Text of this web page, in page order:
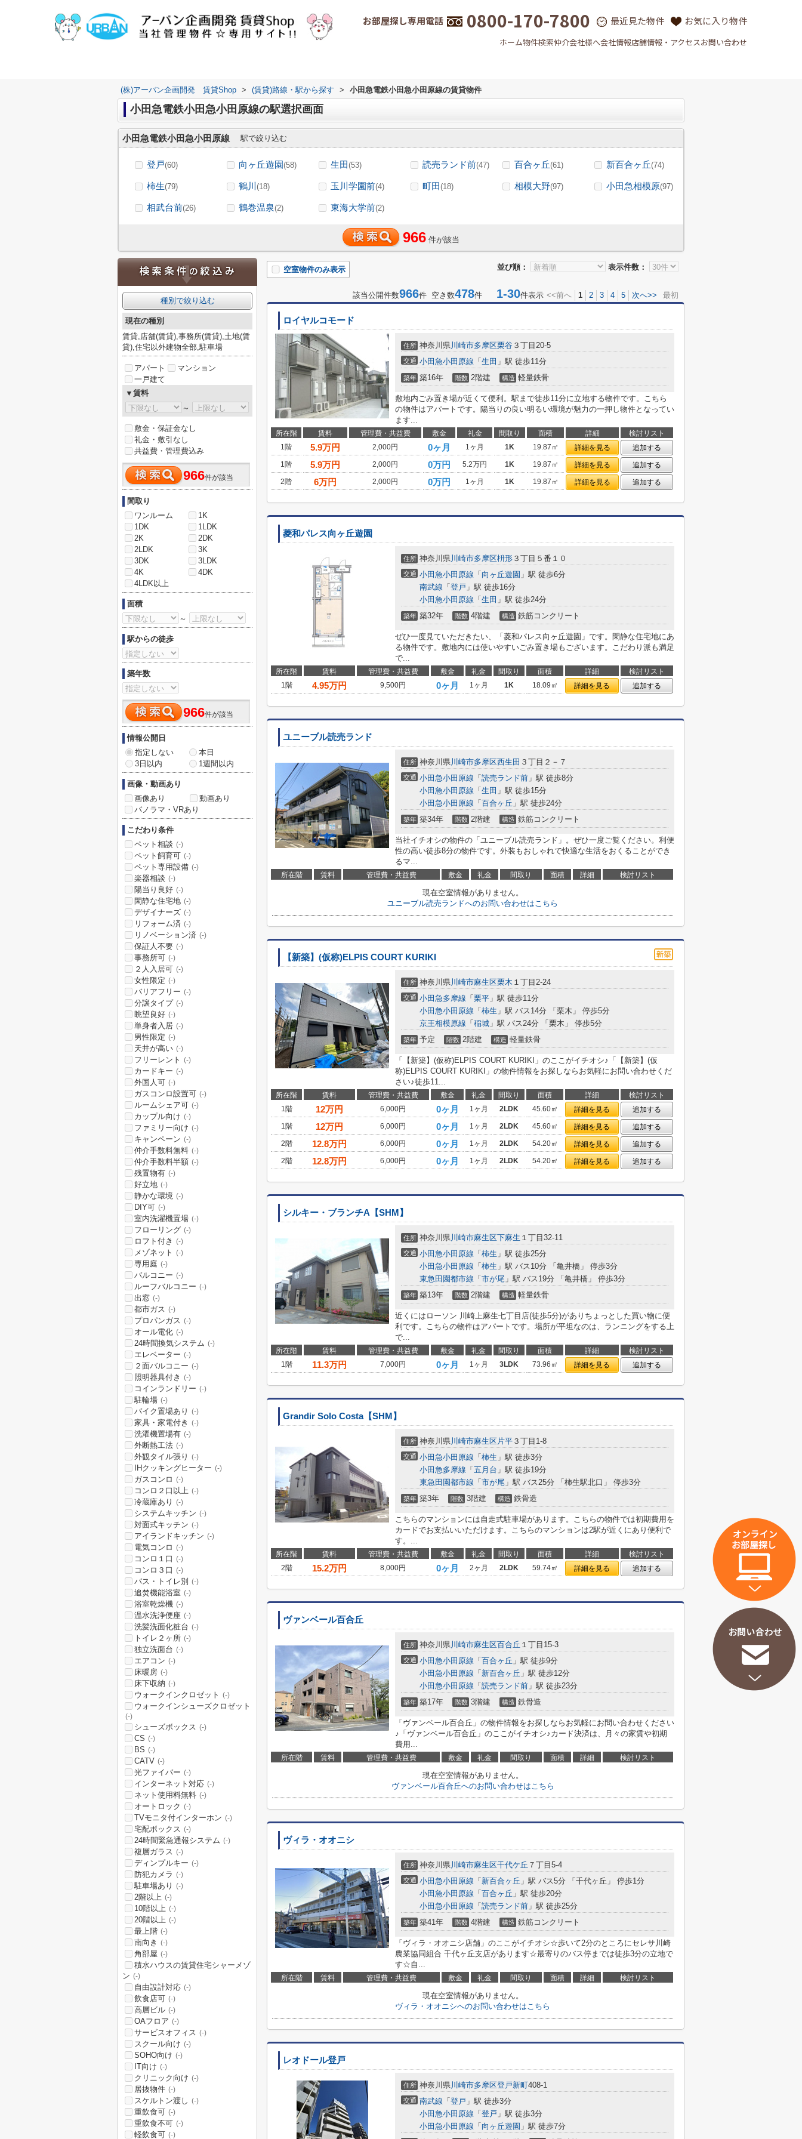
お部屋探し専用電話 0800-170-7800 最近見た物件 お気に入り物件
ホーム物件検索仲介会社様へ会社情報店舗情報・アクセスお問い合わせ
(株)アーバン企画開発 賃貸Shop > (賃貸)路線・駅から探す > 小田急電鉄小田急小田原線の賃貸物件
小田急電鉄小田急小田原線の駅選択画面
小田急電鉄小田急小田原線 駅で絞り込む
登戸(60) 向ヶ丘遊園(58) 生田(53) 読売ランド前(47) 百合ヶ丘(61) 新百合ヶ丘(74)
柿生(79) 鶴川 (18) 玉川学園前(4) 町田(18) 相模大野(97) 小田急相模原(97)
相武台前(26) 鶴巻温泉(2) 東海大学前(2)
966 件が該当
並び順： 表示件数：
空室物件のみ表示
該当公開件数966件 空き数478件 1-30件表示 <<前へ 1 2 3 4 5 次へ>> 最初
ロイヤルコモード
住所 神奈川県川崎市多摩区栗谷 ３丁目20-5
交通 小田急小田原線 「 生田 」駅 徒歩11分
築年 築16年 階数 2階建 構造 軽量鉄骨
敷地内ごみ置き場が近くて便利。駅まで徒歩11分に立地する物件です。こちら
の物件はアパートです。陽当りの良い明るい環境が魅力の一押し物件となってい
ます...
所在階 賃料 管理費・共益費 敷金 礼金 間取り 面積 詳細
検討リスト
1階
5.9万円 2,000円 0ヶ月 1ヶ月 1K 19.87㎡ 詳細を見る
追加する
1階
5.9万円 2,000円 0万円 5.2万円 1K 19.87㎡ 詳細を見る
追加する
2階
6万円 2,000円 0万円 1ヶ月 1K 19.87㎡ 詳細を見る 追加する
菱和パレス向ヶ丘遊園
住所 神奈川県川崎市多摩区枡形 ３丁目５番１０
交通 小田急小田原線 「 向ヶ丘遊園 」駅 徒歩6分
南武線 「 登戸 」駅 徒歩16分
小田急小田原線 「 生田 」駅 徒歩24分
築年 築32年 階数 4階建 構造 鉄筋コンクリート
ぜひ一度見ていただきたい、「菱和パレス向ヶ丘遊園」です。閑静な住宅地にあ
る物件です。敷地内には使いやすいごみ置き場もございます。こだわり派も満足
で...
所在階 賃料 管理費・共益費 敷金 礼金 間取り 面積 詳細
検討リスト
1階
4.95万円 9,500円 0ヶ月 1ヶ月 1K 18.09㎡ 詳細を見る 追加する
ユニーブル読売ランド
住所 神奈川県川崎市多摩区西生田 ３丁目２－７
交通 小田急小田原線 「 読売ランド前 」駅 徒歩8分
小田急小田原線 「 生田 」駅 徒歩15分
小田急小田原線 「 百合ヶ丘 」駅 徒歩24分
築年 築34年 階数 2階建 構造 鉄筋コンクリート
当社イチオシの物件の「ユニーブル読売ランド」。ぜひ一度ご覧ください。利便
性の高い徒歩8分の物件です。外装もおしゃれで快適な生活をおくることができ
るマ...
所在階 賃料 管理費・共益費 敷金 礼金 間取り 面積 詳細 検討リスト
現在空室情報がありません。
ユニーブル読売ランドへのお問い合わせはこちら
【新築】(仮称)ELPIS COURT KURIKI
住所 神奈川県川崎市麻生区栗木 １丁目2-24
交通 小田急多摩線 「 栗平 」駅 徒歩11分
小田急小田原線 「 柿生 」駅 バス14分 「栗木」 停歩5分
京王相模原線 「 稲城 」駅 バス24分 「栗木」 停歩5分
築年 予定 階数 2階建 構造 軽量鉄骨
「【新築】(仮称)ELPIS COURT KURIKI」のここがイチオシ♪「【新築】(仮
称)ELPIS COURT KURIKI」の物件情報をお探しならお気軽にお問い合わせくだ
さい♪徒歩11...
所在階 賃料 管理費・共益費 敷金 礼金 間取り 面積 詳細
検討リスト
1階
12万円 6,000円 0ヶ月 1ヶ月 2LDK 45.60㎡ 詳細を見る
追加する
1階
12万円 6,000円 0ヶ月 1ヶ月 2LDK 45.60㎡ 詳細を見る
追加する
2階
12.8万円 6,000円 0ヶ月 1ヶ月 2LDK 54.20㎡ 詳細を見る
追加する
2階
12.8万円 6,000円 0ヶ月 1ヶ月 2LDK 54.20㎡ 詳細を見る 追加する
シルキー・ブランチA【SHM】
住所 神奈川県川崎市麻生区下麻生 １丁目32-11
交通 小田急小田原線 「 柿生 」駅 徒歩25分
小田急小田原線 「 柿生 」駅 バス10分 「亀井橋」 停歩3分
東急田園都市線 「 市が尾 」駅 バス19分 「亀井橋」 停歩3分
築年 築13年 階数 2階建 構造 軽量鉄骨
近くにはローソン 川崎上麻生七丁目店(徒歩5分)がありちょっとした買い物に便
利です。こちらの物件はアパートです。場所が平坦なのは、ランニングをする上
で...
所在階 賃料 管理費・共益費 敷金 礼金 間取り 面積 詳細
検討リスト
1階
11.3万円 7,000円 0ヶ月 1ヶ月 3LDK 73.96㎡ 詳細を見る 追加する
Grandir Solo Costa【SHM】
住所 神奈川県川崎市麻生区片平 ３丁目1-8
交通 小田急小田原線 「 柿生 」駅 徒歩3分
小田急多摩線 「 五月台 」駅 徒歩19分
東急田園都市線 「 市が尾 」駅 バス25分 「柿生駅北口」 停歩3分
築年 築3年 階数 3階建 構造 鉄骨造
こちらのマンションには自走式駐車場があります。こちらの物件では初期費用を
カードでお支払いいただけます。こちらのマンションは2駅が近くにあり便利で
す。...
所在階 賃料 管理費・共益費 敷金 礼金 間取り 面積 詳細
検討リスト
2階
15.2万円 8,000円 0ヶ月 2ヶ月 2LDK 59.74㎡ 詳細を見る 追加する
ヴァンベール百合丘
住所 神奈川県川崎市麻生区百合丘 １丁目15-3
交通 小田急小田原線 「 百合ヶ丘 」駅 徒歩9分
小田急小田原線 「 新百合ヶ丘 」駅 徒歩12分
小田急小田原線 「 読売ランド前 」駅 徒歩23分
築年 築17年 階数 3階建 構造 鉄骨造
「ヴァンベール百合丘」の物件情報をお探しならお気軽にお問い合わせください
♪「ヴァンベール百合丘」のここがイチオシ♪カード決済は、月々の家賃や初期
費用...
所在階 賃料 管理費・共益費 敷金 礼金 間取り 面積 詳細 検討リスト
現在空室情報がありません。
ヴァンベール百合丘へのお問い合わせはこちら
ヴィラ・オオニシ
住所 神奈川県川崎市麻生区千代ケ丘 ７丁目5-4
交通 小田急小田原線 「 新百合ヶ丘 」駅 バス5分 「千代ヶ丘」 停歩1分
小田急小田原線 「 百合ヶ丘 」駅 徒歩20分
小田急小田原線 「 読売ランド前 」駅 徒歩25分
築年 築41年 階数 4階建 構造 鉄筋コンクリート
「ヴィラ・オオニシ店舗」のここがイチオシ☆歩いて2分のところにセレサ川崎
農業協同組合 千代ヶ丘支店があります☆最寄りのバス停までは徒歩3分の立地で
す☆自...
所在階 賃料 管理費・共益費 敷金 礼金 間取り 面積 詳細 検討リスト
現在空室情報がありません。
ヴィラ・オオニシへのお問い合わせはこちら
レオドール登戸
住所 神奈川県川崎市多摩区登戸新町408-1
交通 南武線 「 登戸 」駅 徒歩3分
小田急小田原線 「 登戸 」駅 徒歩3分
小田急小田原線 「 向ヶ丘遊園 」駅 徒歩7分
種別で絞り込む
現在の種別
賃貸,店舗(賃貸),事務所(賃貸),土地(賃
貸),住宅以外建物全部,駐車場
アパート
マンション
一戸建て
▼賃料
～
敷金・保証金なし
礼金・敷引なし
共益費・管理費込み
966件が該当
間取り
ワンルーム
1K
1DK
1LDK
2K
2DK
2LDK
3K
3DK
3LDK
4K
4DK
4LDK以上
面積
～
駅からの徒歩
築年数
966件が該当
情報公開日
指定しない
本日
3日以内
1週間以内
画像・動画あり
画像あり
動画あり
パノラマ・VRあり
こだわり条件
ペット相談 (-)
ペット飼育可 (-)
ペット専用設備 (-)
楽器相談 (-)
陽当り良好 (-)
閑静な住宅地 (-)
デザイナーズ (-)
リフォーム済 (-)
リノベーション済 (-)
保証人不要 (-)
事務所可 (-)
２人入居可 (-)
女性限定 (-)
バリアフリー (-)
分譲タイプ (-)
眺望良好 (-)
単身者入居 (-)
男性限定 (-)
天井が高い (-)
フリーレント (-)
カードキー (-)
外国人可 (-)
ガスコンロ設置可 (-)
ルームシェア可 (-)
カップル向け (-)
ファミリー向け (-)
キャンペーン (-)
仲介手数料無料 (-)
仲介手数料半額 (-)
残置物有 (-)
好立地 (-)
静かな環境 (-)
DIY可 (-)
室内洗濯機置場 (-)
フローリング (-)
ロフト付き (-)
メゾネット (-)
専用庭 (-)
バルコニー (-)
ルーフバルコニー (-)
出窓 (-)
都市ガス (-)
プロパンガス (-)
オール電化 (-)
24時間換気システム (-)
エレベーター (-)
２面バルコニー (-)
照明器具付き (-)
コインランドリー (-)
駐輪場 (-)
バイク置場あり (-)
家具・家電付き (-)
洗濯機置場有 (-)
外断熱工法 (-)
外観タイル張り (-)
IHクッキングヒーター (-)
ガスコンロ (-)
コンロ２口以上 (-)
冷蔵庫あり (-)
システムキッチン (-)
対面式キッチン (-)
アイランドキッチン (-)
電気コンロ (-)
コンロ１口 (-)
コンロ３口 (-)
バス・トイレ別 (-)
追焚機能浴室 (-)
浴室乾燥機 (-)
温水洗浄便座 (-)
洗髪洗面化粧台 (-)
トイレ２ヶ所 (-)
独立洗面台 (-)
エアコン (-)
床暖房 (-)
床下収納 (-)
ウォークインクロゼット (-)
ウォークインシューズクロゼット
(-)
シューズボックス (-)
CS (-)
BS (-)
CATV (-)
光ファイバー (-)
インターネット対応 (-)
ネット使用料無料 (-)
オートロック (-)
TVモニタ付インターホン (-)
宅配ボックス (-)
24時間緊急通報システム (-)
複層ガラス (-)
ディンプルキー (-)
防犯カメラ (-)
駐車場あり (-)
2階以上 (-)
10階以上 (-)
20階以上 (-)
最上階 (-)
南向き (-)
角部屋 (-)
積水ハウスの賃貸住宅シャーメゾ
ン (-)
自由設計対応 (-)
飲食店可 (-)
高層ビル (-)
OAフロア (-)
サービスオフィス (-)
スクール向け (-)
SOHO向け (-)
IT向け (-)
クリニック向け (-)
居抜物件 (-)
スケルトン渡し (-)
重飲食可 (-)
重飲食不可 (-)
軽飲食可 (-)